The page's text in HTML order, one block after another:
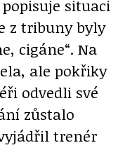
situaci
z tribuny byly
cigáne“. Na
ale pokřiky
odvedli své
zůstalo
trenér